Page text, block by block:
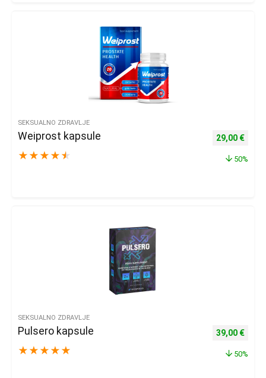
SEKSUALNO ZDRAVLJE
Weiprost kapsule
★ ★ ★ ★ ★
Izvorna
29,00 €
50%
SEKSUALNO ZDRAVLJE
Pulsero kapsule
★ ★ ★ ★ ★
Izvorna
39,00 €
50%